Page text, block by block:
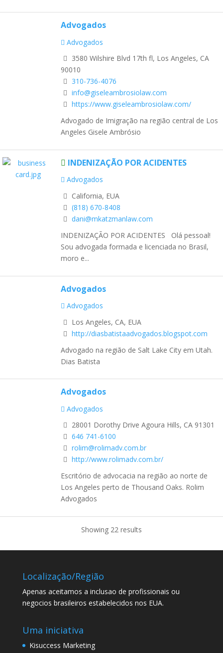
Advogados
Advogados
3580 Wilshire Blvd 17th fl, Los Angeles, CA
90010
310-736-4076
info@giseleambrosiolaw.com
https://www.giseleambrosiolaw.com/
Advogado de Imigração na região central de Los
Angeles Gisele Ambrósio
INDENIZAÇÃO POR ACIDENTES
Advogados
California, EUA
(818) 670-8408
dani@mkatzmanlaw.com
INDENIZAÇÃO POR ACIDENTES Olá pessoal!
Sou advogada formada e licenciada no Brasil,
moro e...
Advogados
Advogados
Los Angeles, CA, EUA
http://diasbatistaadvogados.blogspot.com
Advogado na região de Salt Lake City em Utah.
Dias Batista
Advogados
Advogados
28001 Dorothy Drive Agoura Hills, CA 91301
646 741-6100
rolim@rolimadv.com.br
http://www.rolimadv.com.br/
Escritório de advocacia na região ao norte de
Los Angeles perto de Thousand Oaks. Rolim
Advogados
Showing 22 results
Localização/Região
Apenas aceitamos a inclusao de profissionais ou
negocios brasileiros estabelecidos nos EUA.
Uma iniciativa
Kisuccess Marketing